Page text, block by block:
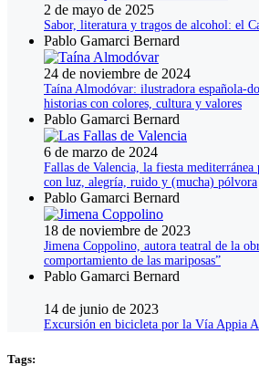
2 de mayo de 2025
Sabor, literatura y tragos de alcohol: el
Pablo Gamarci Bernard
24 de noviembre de 2024
Taína Almodóvar: ilustradora española-
historias con colores, cultura y valores
Pablo Gamarci Bernard
6 de marzo de 2024
Fallas de Valencia, la fiesta
con luz, alegría, ruido y (mucha) pólvora
Pablo Gamarci Bernard
18 de noviembre de 2023
Jimena Coppolino, autora teatral de la
comportamiento de las mariposas”
Pablo Gamarci Bernard
14 de junio de 2023
Excursión en bicicleta por la Vía Appia
Tags: